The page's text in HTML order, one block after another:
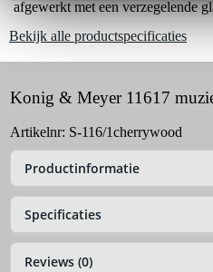
afgewerkt met een verzegelende
Bekijk alle productspecificaties
Konig & Meyer 11617
Artikelnr: S-116/1cherrywood
Productinformatie
Specificaties
Reviews (0)